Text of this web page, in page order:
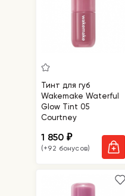
Тинт для губ
Wakemake Waterful
Glow Tint 05
Courtney
1 850₽
(+92 бонусов)